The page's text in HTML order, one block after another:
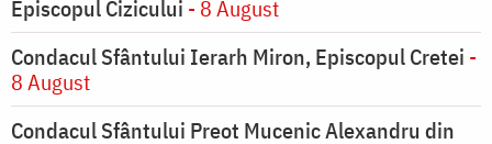
Episcopul Cizicului - 8 August
Condacul Sfântului Ierarh Miron, Episcopul Cretei -
8 August
Condacul Sfântului Preot Mucenic Alexandru din